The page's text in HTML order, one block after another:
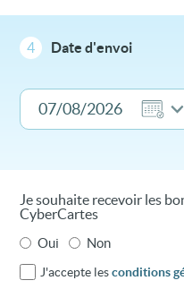
4 Date d'envoi
Je souhaite recevoir les
CyberCartes
Oui Non
J'accepte lesconditions